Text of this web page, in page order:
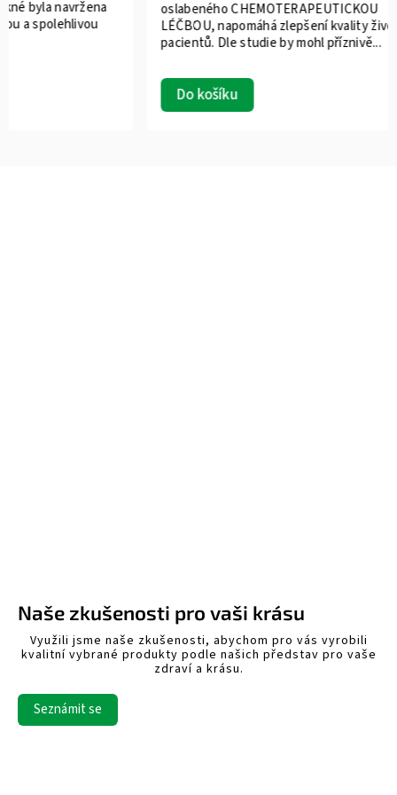
oslabeného CHEMOTERAPEUTICKOU
LÉČBOU, napomáhá zlepšení kvality života
pacientů. Dle studie by mohl příznivě...
kůže...
Naše zkušenosti pro vaši krásu
Využili jsme naše zkušenosti, abychom pro vás vyrobili
kvalitní vybrané produkty podle našich představ pro vaše
zdraví a krásu.
Seznámit se